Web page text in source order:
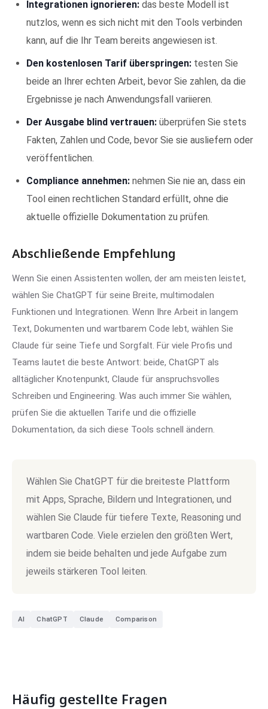
Integrationen ignorieren: das beste Modell ist
nutzlos, wenn es sich nicht mit den Tools verbinden
kann, auf die Ihr Team bereits angewiesen ist.
Den kostenlosen Tarif überspringen: testen Sie
beide an Ihrer echten Arbeit, bevor Sie zahlen, da die
Ergebnisse je nach Anwendungsfall variieren.
Der Ausgabe blind vertrauen: überprüfen Sie stets
Fakten, Zahlen und Code, bevor Sie sie ausliefern oder
veröffentlichen.
Compliance annehmen: nehmen Sie nie an, dass ein
Tool einen rechtlichen Standard erfüllt, ohne die
aktuelle offizielle Dokumentation zu prüfen.
Abschließende Empfehlung
Wenn Sie einen Assistenten wollen, der am meisten leistet,
wählen Sie ChatGPT für seine Breite, multimodalen
Funktionen und Integrationen. Wenn Ihre Arbeit in langem
Text, Dokumenten und wartbarem Code lebt, wählen Sie
Claude für seine Tiefe und Sorgfalt. Für viele Profis und
Teams lautet die beste Antwort: beide, ChatGPT als
alltäglicher Knotenpunkt, Claude für anspruchsvolles
Schreiben und Engineering. Was auch immer Sie wählen,
prüfen Sie die aktuellen Tarife und die offizielle
Dokumentation, da sich diese Tools schnell ändern.
Wählen Sie ChatGPT für die breiteste Plattform
mit Apps, Sprache, Bildern und Integrationen, und
wählen Sie Claude für tiefere Texte, Reasoning und
wartbaren Code. Viele erzielen den größten Wert,
indem sie beide behalten und jede Aufgabe zum
jeweils stärkeren Tool leiten.
AI ChatGPT Claude Comparison
Häufig gestellte Fragen